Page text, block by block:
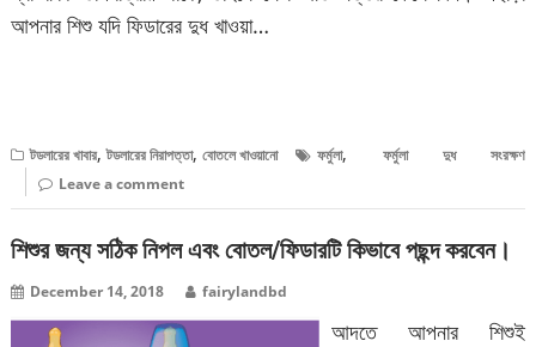
আপনার শিশু যদি ফিডারের দুধ খাওয়া…
টডলারের খাবার,টডলারের নিরাপত্তা,বোতলে খাওয়ানো ফর্মুলা,ফর্মুলা দুধ সংরক্ষণ
Leave a comment
শিশুর জন্য সঠিক নিপল এবং বোতল/ফিডারটি কিভাবে পছন্দ করবেন।
December 14, 2018 fairylandbd
আদতে আপনার শিশুই